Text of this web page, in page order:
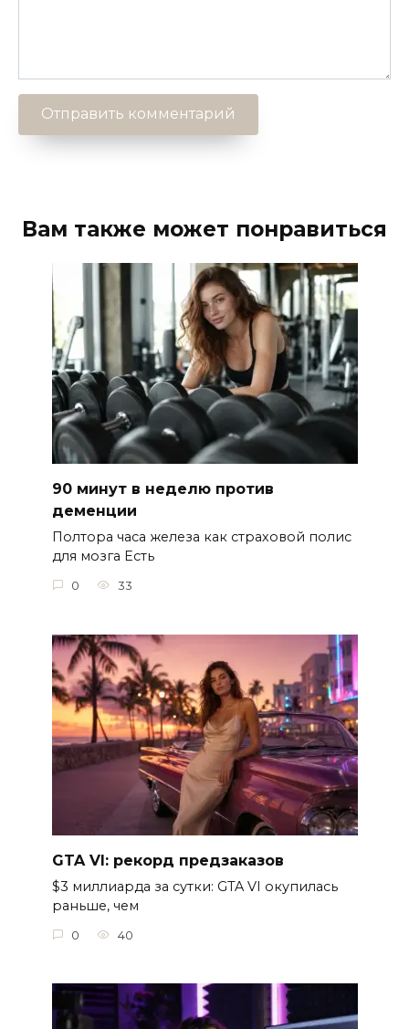
Вам также может понравиться
90 минут в неделю против
деменции
Полтора часа железа как страховой полис
для мозга Есть
0 33
GTA VI: рекорд предзаказов
$3 миллиарда за сутки: GTA VI окупилась
раньше, чем
0 40